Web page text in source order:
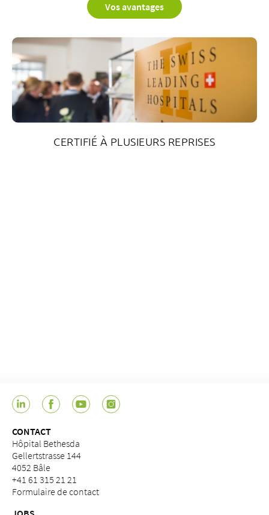
Vos avantages
CERTIFIÉ À PLUSIEURS REPRISES
CONTACT
Hôpital Bethesda
Gellertstrasse 144
4052 Bâle
+41 61 315 21 21
Formulaire de contact